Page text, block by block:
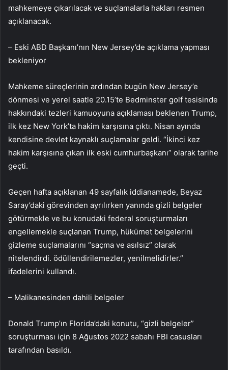
mahkemeye çıkarılacak ve suçlamalarla hakları resmen
açıklanacak.
– Eski ABD Başkanı’nın New Jersey’de açıklama yapması
bekleniyor
Mahkeme süreçlerinin ardından bugün New Jersey’e
dönmesi ve yerel saatle 20.15’te Bedminster golf tesisinde
hakkındaki tezleri kamuoyuna açıklaması beklenen Trump,
ilk kez New York’ta hakim karşısına çıktı. Nisan ayında
kendisine devlet kaynaklı suçlamalar geldi. “İkinci kez
hakim karşısına çıkan ilk eski cumhurbaşkanı” olarak tarihe
geçti.
Geçen hafta açıklanan 49 sayfalık iddianamede, Beyaz
Saray’daki görevinden ayrılırken yanında gizli belgeler
götürmekle ve bu konudaki federal soruşturmaları
engellemekle suçlanan Trump, hükümet belgelerini
gizleme suçlamalarını “saçma ve asılsız” olarak
nitelendirdi. ödüllendirilemezler, yenilmelidirler.”
ifadelerini kullandı.
– Malikanesinden dahili belgeler
Donald Trump’ın Florida’daki konutu, “gizli belgeler”
soruşturması için 8 Ağustos 2022 sabahı FBI casusları
tarafından basıldı.